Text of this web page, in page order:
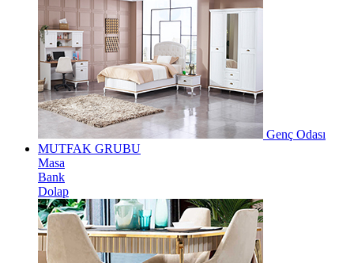
Genç Odası
MUTFAK GRUBU
Masa
Bank
Dolap